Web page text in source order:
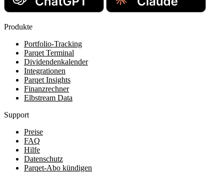
Produkte
Portfolio-Tracking
Parqet Terminal
Dividendenkalender
Integrationen
Parqet Insights
Finanzrechner
Elbstream Data
Support
Preise
FAQ
Hilfe
Datenschutz
Parqet-Abo kündigen